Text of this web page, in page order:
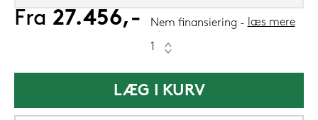
Fra 27.456,- Nem finansiering læs mere
LÆG I KURV